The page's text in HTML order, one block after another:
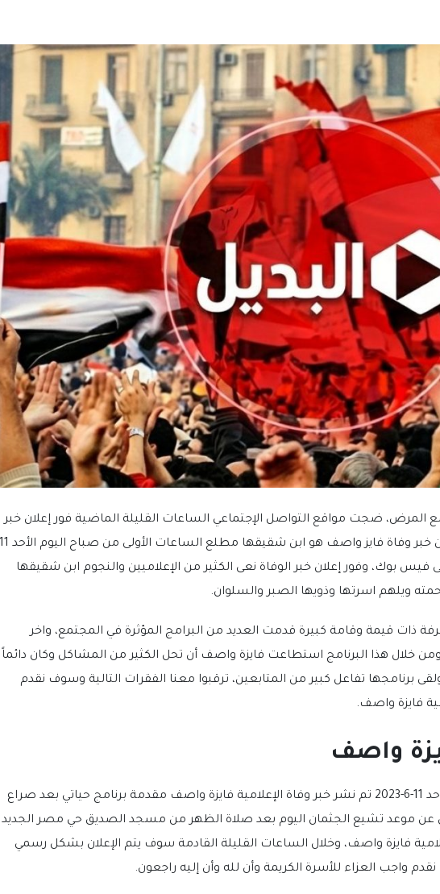
المرض، ضجت مواقع التواصل الإجتماعي الساعات القليلة الماضية فور إعلان خبر
وفاة الإعلامية الكبيرة فايزة واصف، أعلن خبر وفاة فايز واصف هو ابن شقيقها مطلع الساعات الأولى من صباح اليوم الأحد 11
على فيس بوك، وفور إعلان خبر الوفاة نعى الكثير من الإعلاميين والنجوم ابن شقيقها
ويلهم اسرتها وذويها الصبر والسلوان.
ذات قيمة وقامة كبيرة قدمت العديد من البرامج المؤثرة في المجتمع، واخر
خلال هذا البرنامج استطاعت فايزة واصف أن تحل الكثير من المشاكل وكان دائماً
برنامجها تفاعل كبير من المتابعين، ترقبوا معنا الفقرات التالية وسوف نقدم
فايزة واصف.
واصف
مطلع الساعات الأولى من صباح يوم الأحد 11-6-2023 تم نشر خبر وفاة الإعلامية فايزة واصف مقدمة برنامج حياتي بعد صراع
عن موعد تشيع الجثمان اليوم بعد صلاة الظهر من مسجد الصديق حي مصر الجديد
فايزة واصف، وخلال الساعات القليلة القادمة سوف يتم الإعلان بشكل رسمي
واجب العزاء للأسرة الكريمة وأن لله وأن إليه راجعون.